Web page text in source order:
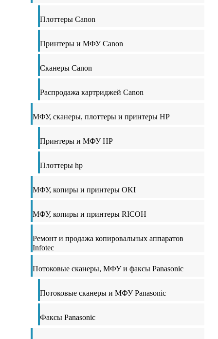
Плоттеры Canon
Принтеры и МФУ Canon
Сканеры Canon
Распродажа картриджей Canon
МФУ, сканеры, плоттеры и принтеры HP
Принтеры и МФУ HP
Плоттеры hp
МФУ, копиры и принтеры OKI
МФУ, копиры и принтеры RICOH
Ремонт и продажа копировальных аппаратов
Infotec
Потоковые сканеры, МФУ и факсы Panasonic
Потоковые сканеры и МФУ Panasonic
Факсы Panasonic